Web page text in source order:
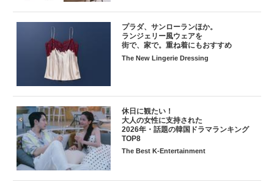
プラダ、サンローランほか。
ランジェリー風ウェアを
街で、家で。重ね着にもおすすめ
The New Lingerie Dressing
休日に観たい！
大人の女性に支持された
2026年・話題の韓国ドラマランキング
TOP8
The Best K-Entertainment